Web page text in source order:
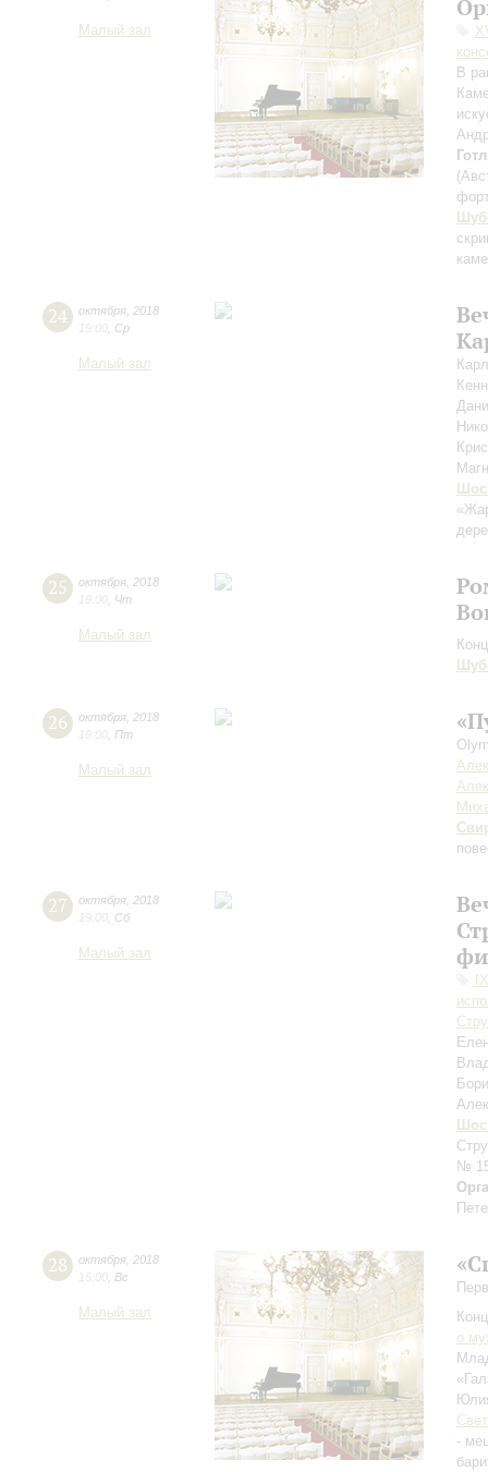
Малый зал
В
24 октября 2018
19:00 Ср
Малый зал
25 октября 2018
19:00 Чт
Малый зал
26 октября 2018
19:00 Пт
Малый зал
27 октября 2018
19:00 Сб
Малый зал
№
28 октября 2018
15:00 Вс
Малый зал
о
-